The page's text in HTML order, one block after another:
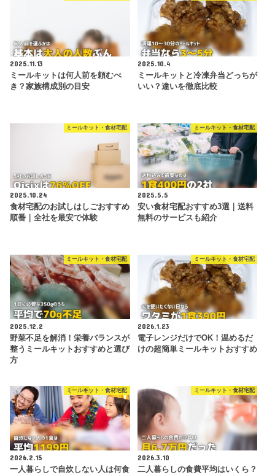
2025.11.13
ミールキットは何人前を頼むべ
き？家族構成別の目安
2025.10.4
ミールキットと冷凍弁当どっちが
いい？違いを徹底比較
ミールキット・食材宅配
2025.10.24
食材宅配のお試しはしごおすすめ
順番｜全社を最安で体験
ミールキット・食材宅配
2025.5.5
安い食材宅配おすすめ3選｜送料
無料のサービスも紹介
ミールキット・食材宅配
2025.12.2
野菜不足を解消！栄養バランスが
整うミールキットおすすめと選び
方
ミールキット・食材宅配
2026.1.23
電子レンジだけでOK！温めるだ
けの超簡単ミールキットおすすめ
ミールキット・食材宅配
2026.2.15
一人暮らしで自炊しない人は何食
ミールキット・食材宅配
2026.3.10
二人暮らしの食費平均はいくら？